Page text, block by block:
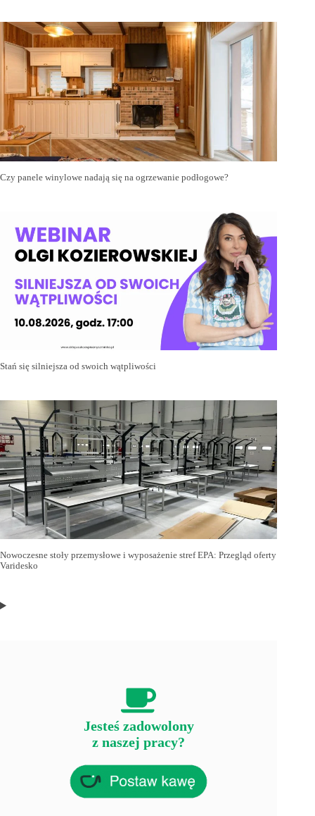
Czy panele winylowe nadają się na ogrzewanie podłogowe?
Stań się silniejsza od swoich wątpliwości
Nowoczesne stoły przemysłowe i wyposażenie stref EPA: Przegląd oferty
Varidesko
Jesteś zadowolony
z naszej pracy?